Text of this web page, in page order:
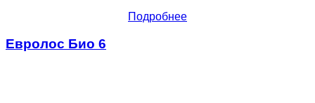
Подробнее
Евролос Био 6